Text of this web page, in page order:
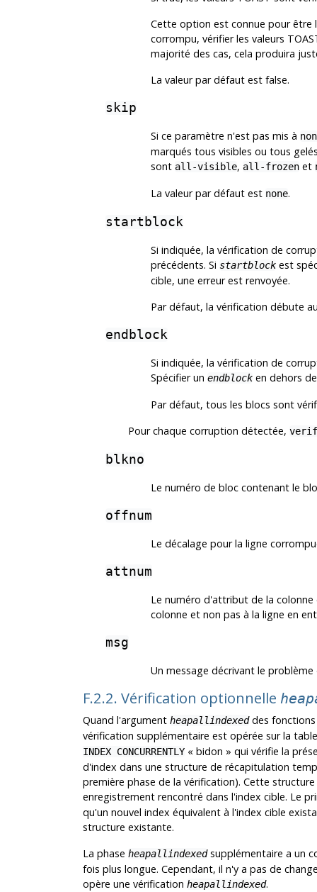
Cette option est connue pour être
corrompu, vérifier les valeurs
majorité des cas, cela produira
La valeur par défaut est false.
skip
Si ce paramètre n'est pas mis à
marqués tous visibles ou tous
sont all-visible, all-frozenet
La valeur par défaut est none.
startblock
Si indiquée, la vérification de
précédents. Si startblockest
cible, une erreur est renvoyée.
Par défaut, la vérification débute
endblock
Si indiquée, la vérification de
Spécifier un endblocken dehors
Par défaut, tous les blocs sont
Pour chaque corruption détectée,
blkno
Le numéro de bloc contenant le
offnum
Le décalage pour la ligne
attnum
Le numéro d'attribut de la
colonne et non pas à la ligne en
msg
Un message décrivant le
F.2.2. Vérification optionnelle
Quand l'argument heapallindexeddes
vérification supplémentaire est opérée sur la
INDEX CONCURRENTLY « bidon » qui vérifie la
d'index dans une structure de récapitulation
première phase de la vérification). Cette
enregistrement rencontré dans l'index cible. Le
qu'un nouvel index équivalent à l'index cible
structure existante.
La phase heapallindexedsupplémentaire a un
fois plus longue. Cependant, il n'y a pas de
opère une vérification heapallindexed.